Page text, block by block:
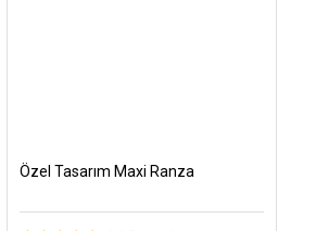
Özel Tasarım Maxi Ranza